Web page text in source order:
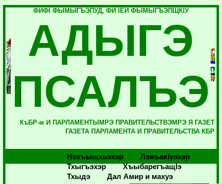
ФИФI ФЫМЫГЪЭПУД, ФИ IЕЙ ФЫМЫГЪЭПЩКIУ
АДЫГЭ
ПСАЛЪЭ
КъБР-м И ПАРЛАМЕНТЫМРЭ ПРАВИТЕЛЬСТВЭМРЭ Я ГАЗЕТ
ГАЗЕТА ПАРЛАМЕНТА И ПРАВИТЕЛЬСТВА КБР
Нэхъыщхьэхэр
Лэжьакlуэхэр
Тхыгъэхэр
Хъыбарегъащlэ
Тхыдэ
Дал Амир и махуэ